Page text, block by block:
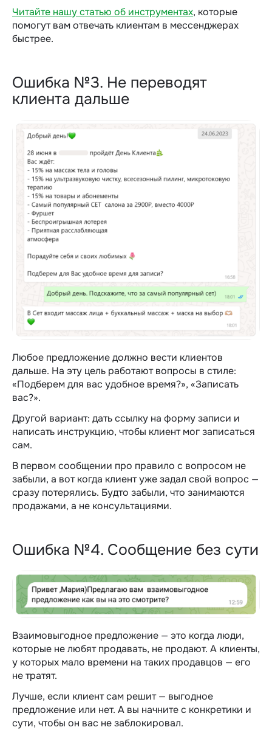
Читайте нашу статью об инструментах, которые
помогут вам отвечать клиентам в мессенджерах
быстрее.
Ошибка №3. Не переводят
клиента дальше
Любое предложение должно вести клиентов
дальше. На эту цель работают вопросы в стиле:
«‎Подберем для вас удобное время?», «‎Записать
вас?».
Другой вариант: дать ссылку на форму записи и
написать инструкцию, чтобы клиент мог записаться
сам.
В первом сообщении про правило с вопросом не
забыли, а вот когда клиент уже задал свой вопрос —
сразу потерялись. Будто забыли, что занимаются
продажами, а не консультациями.
Ошибка №4. Сообщение без сути
Взаимовыгодное предложение — это когда люди,
которые не любят продавать, не продают. А клиенты,
у которых мало времени на таких продавцов — его
не тратят.
Лучше, если клиент сам решит — выгодное
предложение или нет. А вы начните с конкретики и
сути, чтобы он вас не заблокировал.